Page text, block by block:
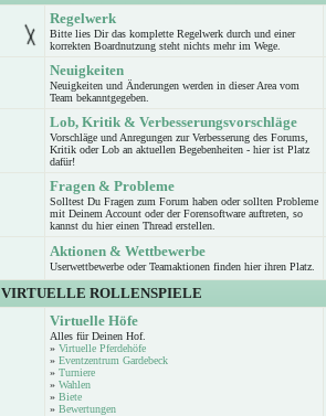
Regelwerk
Bitte lies Dir das komplette Regelwerk durch und einer
korrekten Boardnutzung steht nichts mehr im Wege.
Neuigkeiten
Neuigkeiten und Änderungen werden in dieser Area vom
Team bekanntgegeben.
Lob, Kritik & Verbesserungsvorschläge
Vorschläge und Anregungen zur Verbesserung des Forums,
Kritik oder Lob an aktuellen Begebenheiten - hier ist Platz
dafür!
Fragen & Probleme
Solltest Du Fragen zum Forum haben oder sollten Probleme
mit Deinem Account oder der Forensoftware auftreten, so
kannst du hier einen Thread erstellen.
Aktionen & Wettbewerbe
Userwettbewerbe oder Teamaktionen finden hier ihren Platz.
VIRTUELLE ROLLENSPIELE
Virtuelle Höfe
Alles für Deinen Hof.
» Virtuelle Pferdehöfe
» Eventzentrum Gardebeck
» Turniere
» Wahlen
» Biete
» Bewertungen